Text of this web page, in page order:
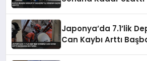
Japonya’da 7.1’lik
Can Kaybı Arttı